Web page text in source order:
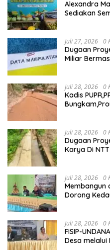
Alexandra
Sediakan
Juli 27, 2026 0
Dugaan
Miliar
Juli 28, 2026 0
Kadis
Juli 28, 2026 0
Dugaan
Karya Di
Juli 28, 2026 0
Membangun
Dorong
Juli 28, 2026 0
FISIP-
Desa melalui